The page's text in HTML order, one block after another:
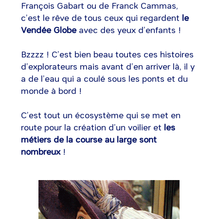
François Gabart ou de Franck Cammas,
c’est le rêve de tous ceux qui regardent le
Vendée Globeavec des yeux d’enfants !
Bzzzz ! C’est bien beau toutes ces histoires
d’explorateurs mais avant d’en arriver là, il y
a de l’eau qui a coulé sous les ponts et du
monde à bord !
C’est tout un écosystème qui se met en
route pour la création d’un voilier et les
métiers de la course au large sont
nombreux !